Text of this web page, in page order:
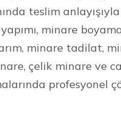
teslim
minare
minare tadilat,
çelik minare ve
profesyonel